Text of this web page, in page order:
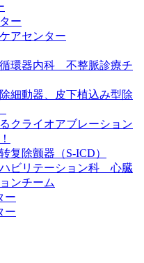
ー
アセンター
環器内科 不整脈診療チ
細動器、皮下植込み型除
クライオアブレーション
复除颤器（S-ICD）
ビリテーション科 心臓
ンチーム
ー
ー